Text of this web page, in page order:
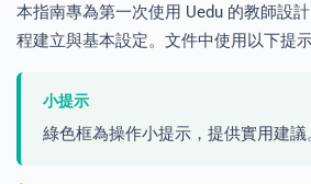
本指南專為第一次使用 Uedu 的教師設
程建立與基本設定。文件中使用以下提示
小提示
綠色框為操作小提示，提供實用建議